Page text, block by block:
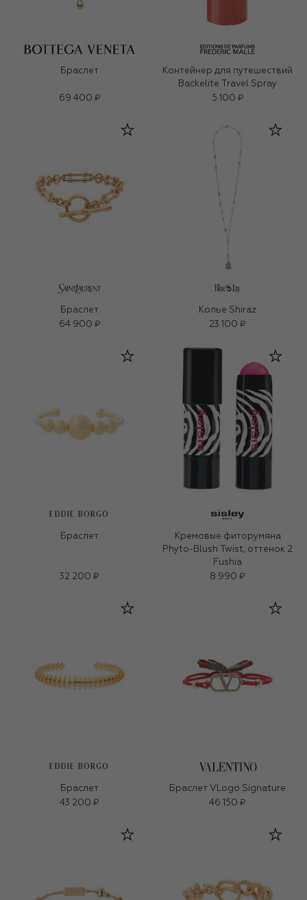
Браслет
69 400 ₽
Контейнер для путешествий
Backelite Travel Spray
5 100 ₽
Браслет
64 900 ₽
Колье Shiraz
23 100 ₽
EDDIE BORGO
Браслет
32 200 ₽
Кремовые фиторумяна
Phyto-Blush Twist, оттенок 2
Fushia
8 990 ₽
EDDIE BORGO
Браслет
43 200 ₽
Браслет VLogo Signature
46 150 ₽